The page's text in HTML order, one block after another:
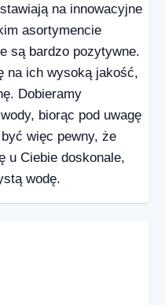
na innowacyjne
asortymencie
są bardzo pozytywne.
na ich wysoką jakość,
Dobieramy
biorąc pod uwagę
więc pewny, że
u Ciebie doskonale,
wodę.